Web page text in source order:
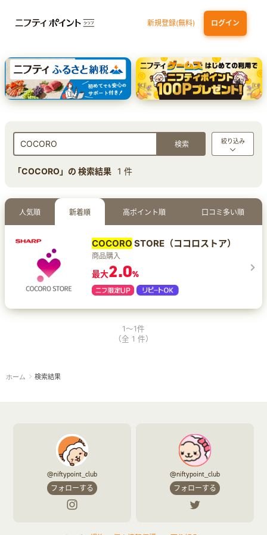
新規登録(無料) ログイン
dカード 九州カードNEXT JCB ORIGINAL SERIES：JCBカード S
三井住友カード ゴールド（NL）（家族カード発行）
【実質初月無料】DMM | Disney+(ディズニープラス) セットプラン
絞り込み
「COCORO」の 検索結果 1 件
人気順 新着順 高ポイント順 口コミ多い順
COCORO STORE（ココロストア）
商品購入
最大2.0%
1～1件
（全 1 件）
ホーム 検索結果
@niftypoint_club
フォローする
@niftypoint_club
フォローする